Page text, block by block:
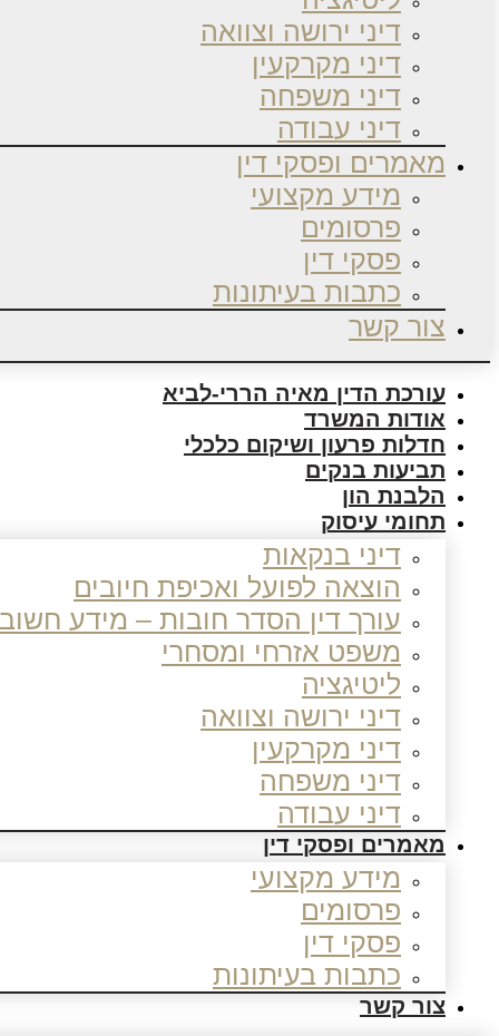
דיני ירושה וצוואה
דיני מקרקעין
דיני משפחה
דיני עבודה
מאמרים ופסקי דין
מידע מקצועי
פרסומים
פסקי דין
כתבות בעיתונות
צור קשר
עורכת הדין מאיה הררי-לביא
אודות המשרד
חדלות פרעון ושיקום כלכלי
תביעות בנקים
הלבנת הון
תחומי עיסוק
דיני בנקאות
הוצאה לפועל ואכיפת חיובים
עורך דין הסדר חובות – מידע
משפט אזרחי ומסחרי
ליטיגציה
דיני ירושה וצוואה
דיני מקרקעין
דיני משפחה
דיני עבודה
מאמרים ופסקי דין
מידע מקצועי
פרסומים
פסקי דין
כתבות בעיתונות
צור קשר